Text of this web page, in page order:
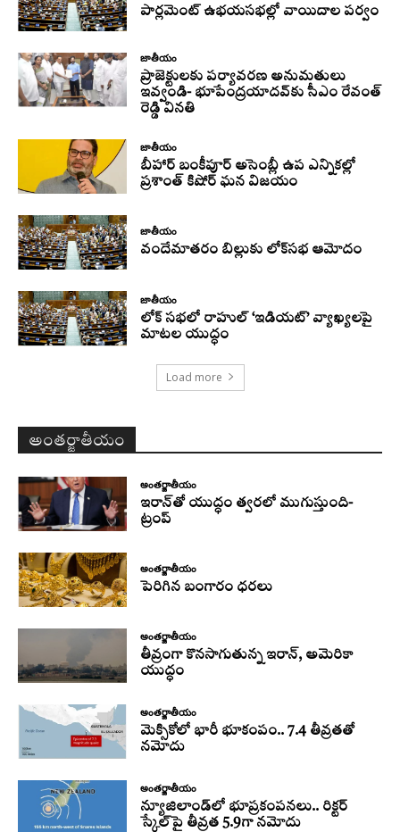
పార్లమెంట్ ఉభయసభల్లో వాయిదాల పర్వం
జాతీయం
ప్రాజెక్టులకు పర్యావరణ అనుమతులు
ఇవ్వండి- భూపేంద్రయాదవ్‌కు సీఎం రేవంత్‌
రెడ్డి వినతి
జాతీయం
బీహార్ బంకీపూర్ అసెంబ్లీ ఉప ఎన్నికల్లో
ప్రశాంత్ కిషోర్ ఘన విజయం
జాతీయం
వందేమాతరం బిల్లుకు లోక్‌సభ ఆమోదం
జాతీయం
లోక్ సభలో రాహుల్ ‘ఇడియట్’ వ్యాఖ్యలపై
మాటల యుద్ధం
Load more
అంతర్జాతీయం
అంతర్జాతీయం
ఇరాన్‌తో యుద్ధం త్వరలో ముగుస్తుంది-
ట్రంప్‌
అంతర్జాతీయం
పెరిగిన బంగారం ధరలు
అంతర్జాతీయం
తీవ్రంగా కొనసాగుతున్న ఇరాన్‌, అమెరికా
యుద్ధం
అంతర్జాతీయం
మెక్సికోలో భారీ భూకంపం.. 7.4 తీవ్రతతో
నమోదు
అంతర్జాతీయం
న్యూజిలాండ్‌లో భూప్రకంపనలు.. రిక్టర్‌
స్కేల్‌పై తీవ్రత 5.9గా నమోదు